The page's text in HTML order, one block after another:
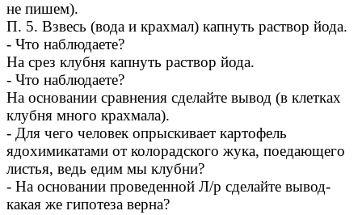
не пишем).
П. 5. Взвесь (вода и крахмал) капнуть раствор йода.
- Что наблюдаете?
На срез клубня капнуть раствор йода.
- Что наблюдаете?
На основании сравнения сделайте вывод (в клетках
клубня много крахмала).
- Для чего человек опрыскивает картофель
ядохимикатами от колорадского жука, поедающего
листья, ведь едим мы клубни?
- На основании проведенной Л/р сделайте вывод-
какая же гипотеза верна?